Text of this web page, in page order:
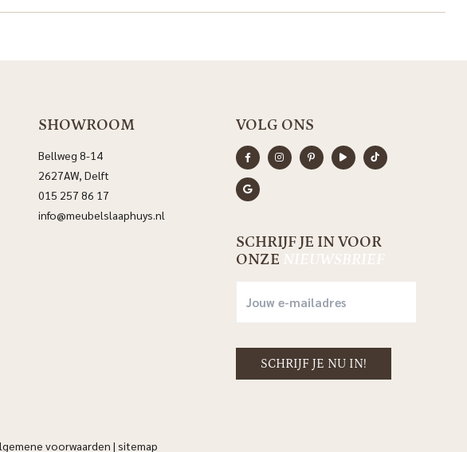
SHOWROOM
Bellweg 8-14
2627AW, Delft
015 257 86 17
info@meubelslaaphuys.nl
VOLG ONS
SCHRIJF JE IN VOOR
ONZE NIEUWSBRIEF
voorwaarden |sitemap